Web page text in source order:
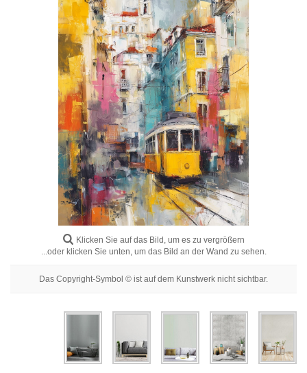
Blumenbilder
Nach Raum
Klicken Sie auf das Bild, um es zu vergrößern
...oder klicken Sie unten, um das Bild an der Wand zu sehen.
Das Copyright-Symbol © ist auf dem Kunstwerk nicht sichtbar.